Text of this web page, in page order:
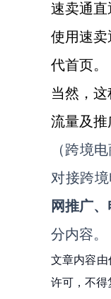
速卖通
使用速
代首页。
当然，
流量及推
（跨境
对接跨境
网推广
分内容。
文章内容
许可，不